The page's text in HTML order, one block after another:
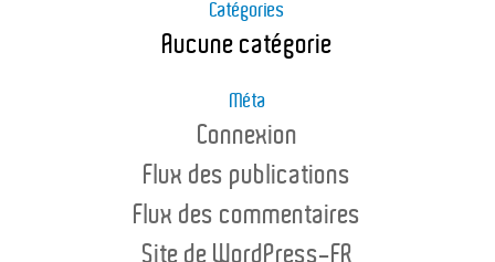
Catégories
Aucune catégorie
Méta
Connexion
Flux des publications
Flux des commentaires
Site de WordPress-FR